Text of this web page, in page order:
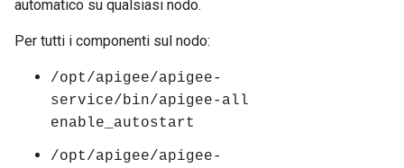
automatico su qualsiasi nodo.
Per tutti i componenti sul nodo:
/opt/apigee/apigee-
service/bin/apigee-all
enable_autostart
/opt/apigee/apigee-